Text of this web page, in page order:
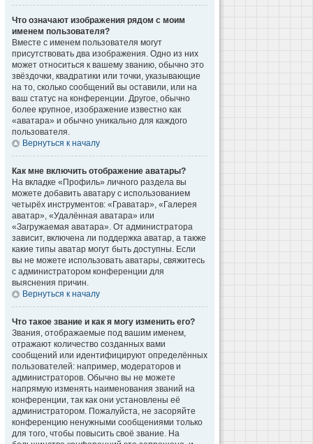
Что означают изображения рядом с моим
именем пользователя?
Вместе с именем пользователя могут
присутствовать два изображения. Одно из них
может относиться к вашему званию, обычно это
звёздочки, квадратики или точки, указывающие
на то, сколько сообщений вы оставили, или на
ваш статус на конференции. Другое, обычно
более крупное, изображение известно как
«аватара» и обычно уникально для каждого
пользователя.
Вернуться к началу
Как мне включить отображение аватары?
На вкладке «Профиль» личного раздела вы
можете добавить аватару с использованием
четырёх инструментов: «Граватар», «Галерея
аватар», «Удалённая аватара» или
«Загружаемая аватара». От администратора
зависит, включена ли поддержка аватар, а также
какие типы аватар могут быть доступны. Если
вы не можете использовать аватары, свяжитесь
с администратором конференции для
выяснения причин.
Вернуться к началу
Что такое звание и как я могу изменить его?
Звания, отображаемые под вашим именем,
отражают количество созданных вами
сообщений или идентифицируют определённых
пользователей: например, модераторов и
администраторов. Обычно вы не можете
напрямую изменять наименования званий на
конференции, так как они установлены её
администратором. Пожалуйста, не засоряйте
конференцию ненужными сообщениями только
для того, чтобы повысить своё звание. На